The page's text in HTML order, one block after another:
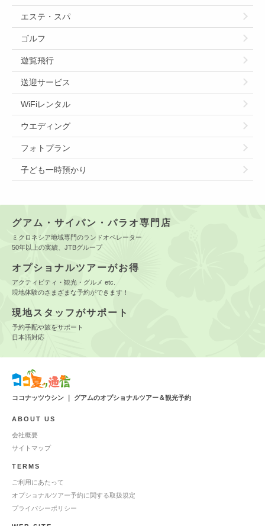
エステ・スパ
ゴルフ
遊覧飛行
送迎サービス
WiFiレンタル
ウエディング
フォトプラン
子ども一時預かり
グアム・サイパン・パラオ専門店
ミクロネシア地域専門のランドオペレーター
50年以上の実績、JTBグループ
オプショナルツアーがお得
アクティビティ・観光・グルメ etc.
現地体験のさまざまな予約ができます！
現地スタッフがサポート
予約手配や旅をサポート
日本語対応
ココナッツウシン ｜ グアムのオプショナルツアー＆観光予約
ABOUT US
会社概要
サイトマップ
TERMS
ご利用にあたって
オプショナルツアー予約に関する取扱規定
プライバシーポリシー